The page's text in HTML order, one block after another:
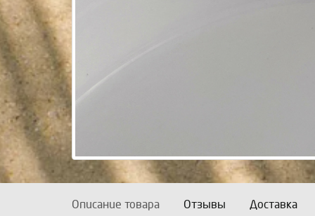
Описание товара Отзывы Доставка